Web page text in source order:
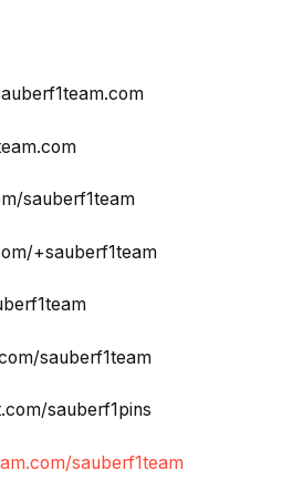
sauberf1team
+sauberf1team
sauberf1team
sauberf1pins
sauberf1team